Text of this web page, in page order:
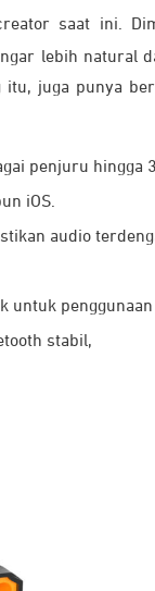
saat ini.
lebih natural
juga punya
penjuru hingga
iOS.
audio
untuk
stabil,